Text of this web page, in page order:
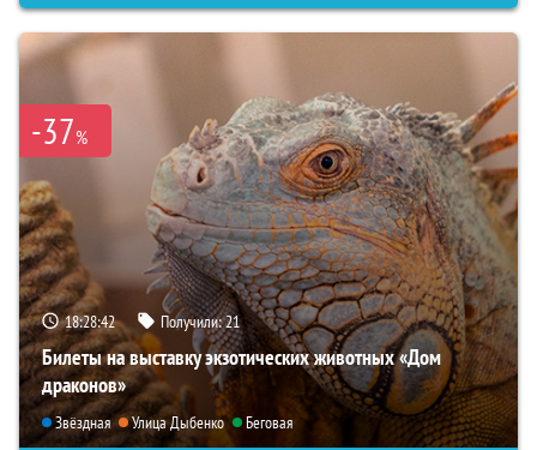
-37%
18:28:41 Получили:21
Билеты на выставку экзотических животных «Дом
драконов»
Звёздная Улица Дыбенко Беговая